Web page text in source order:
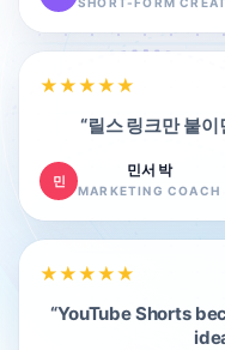
★★★★★
“릴스 링크만 붙이
민
민서 박
MARKETING COACH
★★★★★
“YouTube Shorts